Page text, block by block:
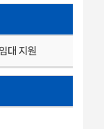
대 지원